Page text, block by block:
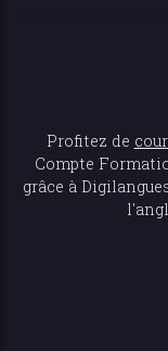
Profitez de
Compte
grâce à